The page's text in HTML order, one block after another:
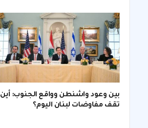
بين وعود واشنطن وواقع الجنوب: أين
تقف مفاوضات لبنان اليوم؟